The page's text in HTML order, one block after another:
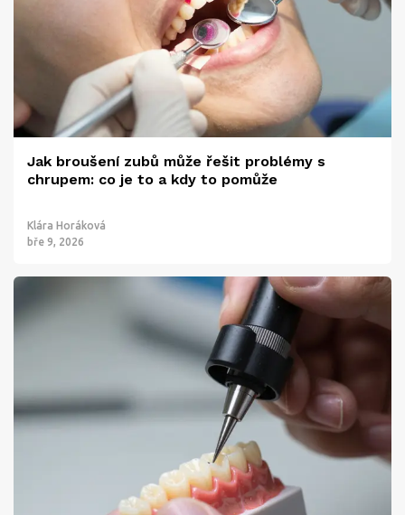
Jak broušení zubů může řešit problémy s
chrupem: co je to a kdy to pomůže
Klára Horáková
bře 9, 2026